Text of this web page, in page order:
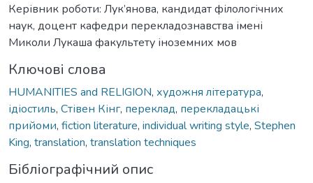
Керівник роботи: Лук’янова, кандидат філологічних
наук, доцент кафедри перекладознавства імені
Миколи Лукаша факультету іноземних мов
Ключові слова
HUMANITIES and RELIGION, художня література,
ідіостиль, Стівен Кінг, переклад, перекладацькі
прийоми, fiction literature, individual writing style, Stephen
King, translation, translation techniques
Бібліографічний опис